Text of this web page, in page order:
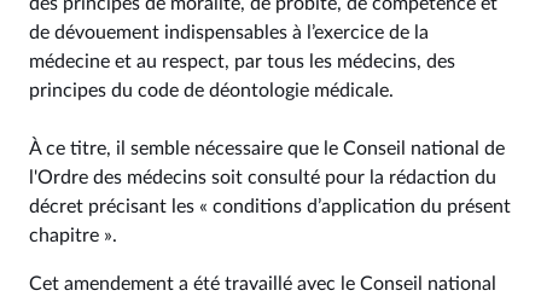
de dévouement indispensables à l’exercice de la
médecine et au respect, par tous les médecins, des
principes du code de déontologie médicale.
À ce titre, il semble nécessaire que le Conseil national de
l'Ordre des médecins soit consulté pour la rédaction du
décret précisant les « conditions d’application du présent
chapitre ».
Cet amendement a été travaillé avec le Conseil national